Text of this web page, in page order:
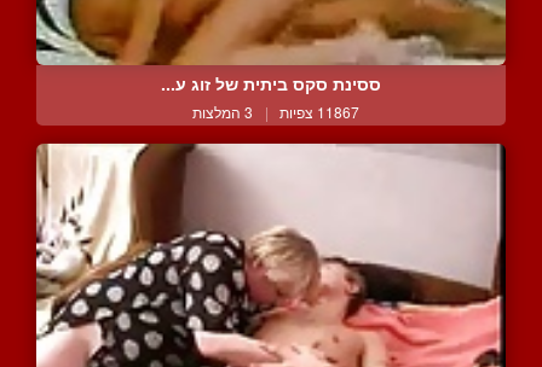
ססינת סקס ביתית של זוג ע...
11867 צפיות | 3 המלצות